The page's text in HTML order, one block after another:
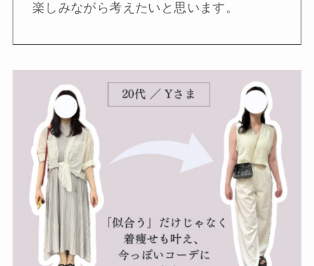
楽しみながら考えたいと思います。